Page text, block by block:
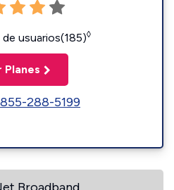
usuarios(185)◊
Planes
855-288-5199